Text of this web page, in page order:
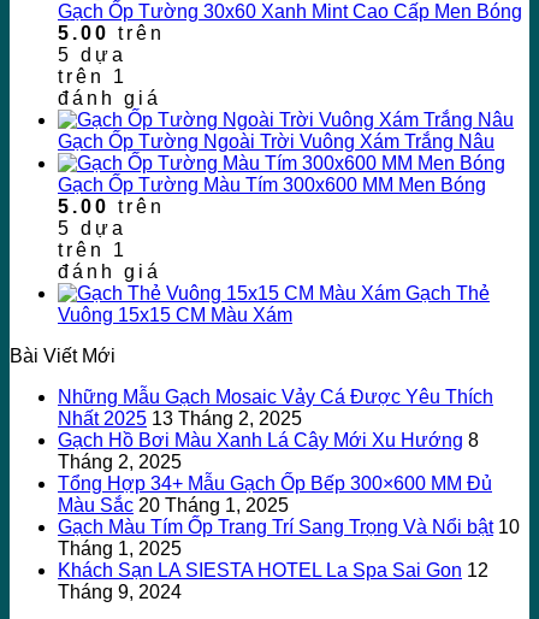
Gạch Ốp Tường 30x60 Xanh Mint Cao Cấp Men Bóng
5.00 trên
5 dựa
trên 1
đánh giá
Gạch Ốp Tường Ngoài Trời Vuông Xám Trắng Nâu
Gạch Ốp Tường Màu Tím 300x600 MM Men Bóng
5.00 trên
5 dựa
trên 1
đánh giá
Gạch Thẻ
Vuông 15x15 CM Màu Xám
Bài Viết Mới
Những Mẫu Gạch Mosaic Vảy Cá Được Yêu Thích
Nhất 2025 13 Tháng 2, 2025
Gạch Hồ Bơi Màu Xanh Lá Cây Mới Xu Hướng 8
Tháng 2, 2025
Tổng Hợp 34+ Mẫu Gạch Ốp Bếp 300×600 MM Đủ
Màu Sắc 20 Tháng 1, 2025
Gạch Màu Tím Ốp Trang Trí Sang Trọng Và Nổi bật 10
Tháng 1, 2025
Khách Sạn LA SIESTA HOTEL La Spa Sai Gon 12
Tháng 9, 2024